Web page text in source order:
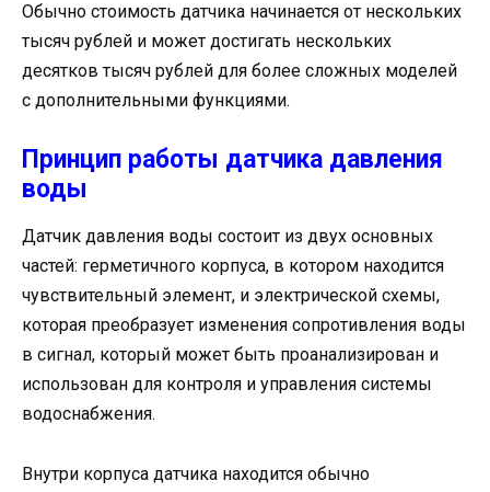
Обычно стоимость датчика начинается от нескольких
тысяч рублей и может достигать нескольких
десятков тысяч рублей для более сложных моделей
с дополнительными функциями.
Принцип работы датчика давления
воды
Датчик давления воды состоит из двух основных
частей: герметичного корпуса, в котором находится
чувствительный элемент, и электрической схемы,
которая преобразует изменения сопротивления воды
в сигнал, который может быть проанализирован и
использован для контроля и управления системы
водоснабжения.
Внутри корпуса датчика находится обычно